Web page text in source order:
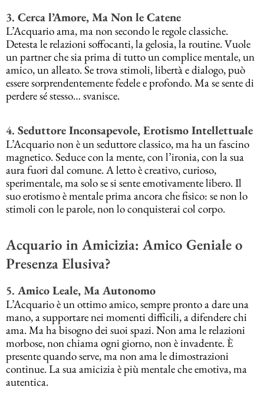
3. Cerca l’Amore, Ma Non le Catene
L’Acquario ama, ma non secondo le regole classiche.
Detesta le relazioni soffocanti, la gelosia, la routine. Vuole
un partner che sia prima di tutto un complice mentale, un
amico, un alleato. Se trova stimoli, libertà e dialogo, può
essere sorprendentemente fedele e profondo. Ma se sente di
perdere sé stesso… svanisce.
4. Seduttore Inconsapevole, Erotismo Intellettuale
L’Acquario non è un seduttore classico, ma ha un fascino
magnetico. Seduce con la mente, con l’ironia, con la sua
aura fuori dal comune. A letto è creativo, curioso,
sperimentale, ma solo se si sente emotivamente libero. Il
suo erotismo è mentale prima ancora che fisico: se non lo
stimoli con le parole, non lo conquisterai col corpo.
Acquario in Amicizia: Amico Geniale o
Presenza Elusiva?
5. Amico Leale, Ma Autonomo
L’Acquario è un ottimo amico, sempre pronto a dare una
mano, a supportare nei momenti difficili, a difendere chi
ama. Ma ha bisogno dei suoi spazi. Non ama le relazioni
morbose, non chiama ogni giorno, non è invadente. È
presente quando serve, ma non ama le dimostrazioni
continue. La sua amicizia è più mentale che emotiva, ma
autentica.